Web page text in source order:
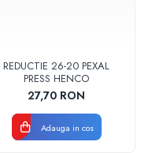
REDUCTIE 26-20 PEXAL
PRESS HENCO
27,70 RON
Adauga in cos